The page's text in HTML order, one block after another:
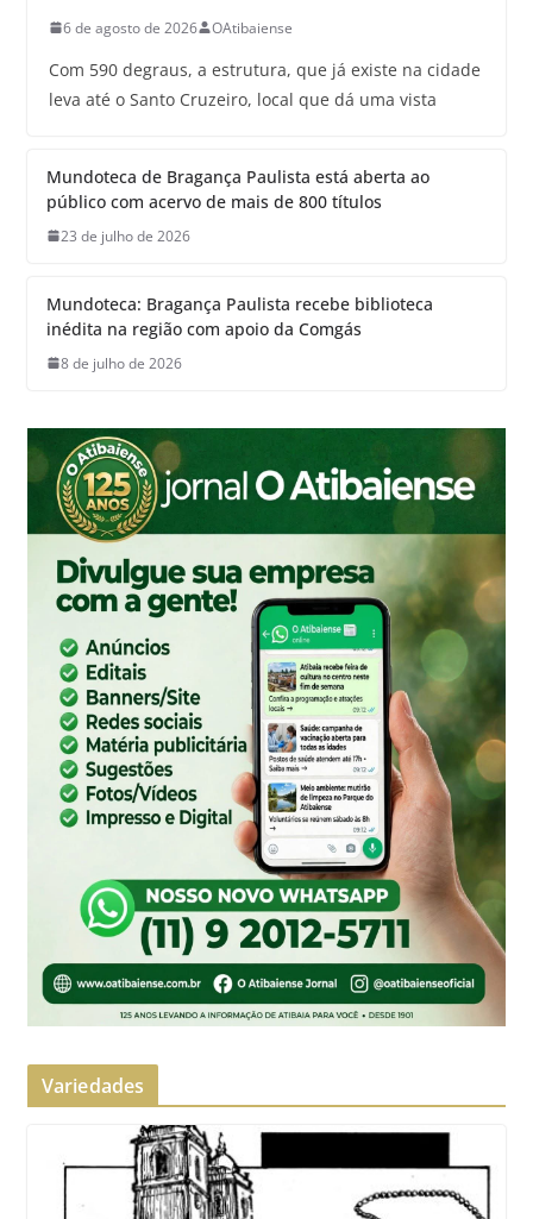
6 de agosto de 2026 OAtibaiense
Com 590 degraus, a estrutura, que já existe na cidade
leva até o Santo Cruzeiro, local que dá uma vista
Mundoteca de Bragança Paulista está aberta ao
público com acervo de mais de 800 títulos
23 de julho de 2026
Mundoteca: Bragança Paulista recebe biblioteca
inédita na região com apoio da Comgás
8 de julho de 2026
Variedades